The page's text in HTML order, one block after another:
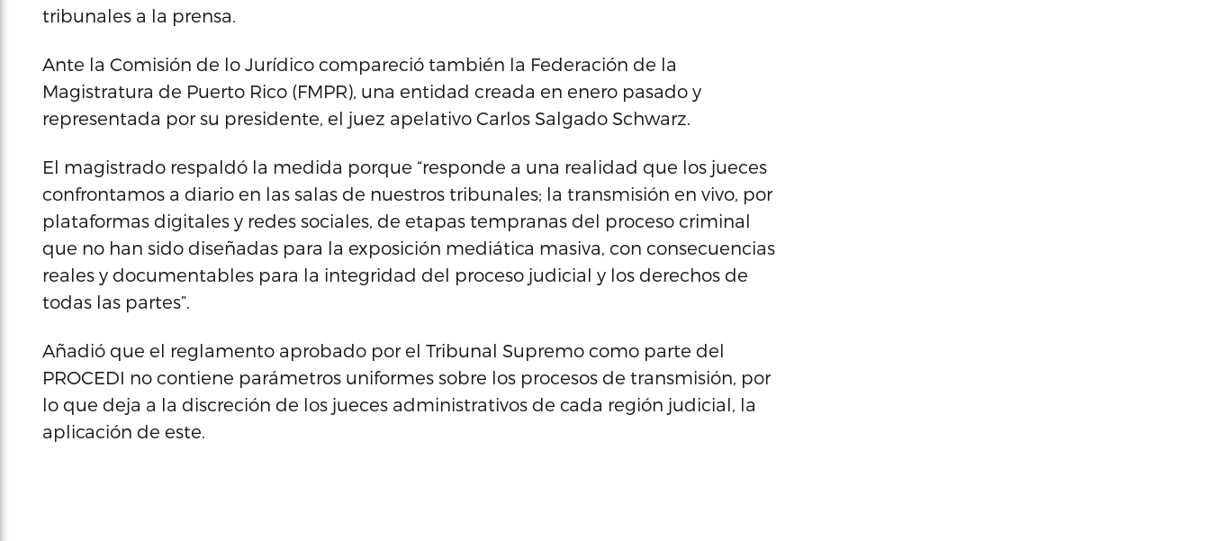
tribunales a la prensa.
Ante la Comisión de lo Jurídico compareció también la Federación de la
Magistratura de Puerto Rico (FMPR), una entidad creada en enero pasado y
representada por su presidente, el juez apelativo Carlos Salgado Schwarz.
El magistrado respaldó la medida porque “responde a una realidad que los jueces
confrontamos a diario en las salas de nuestros tribunales; la transmisión en vivo, por
plataformas digitales y redes sociales, de etapas tempranas del proceso criminal
que no han sido diseñadas para la exposición mediática masiva, con consecuencias
reales y documentables para la integridad del proceso judicial y los derechos de
todas las partes”.
Añadió que el reglamento aprobado por el Tribunal Supremo como parte del
PROCEDI no contiene parámetros uniformes sobre los procesos de transmisión, por
lo que deja a la discreción de los jueces administrativos de cada región judicial, la
aplicación de este.